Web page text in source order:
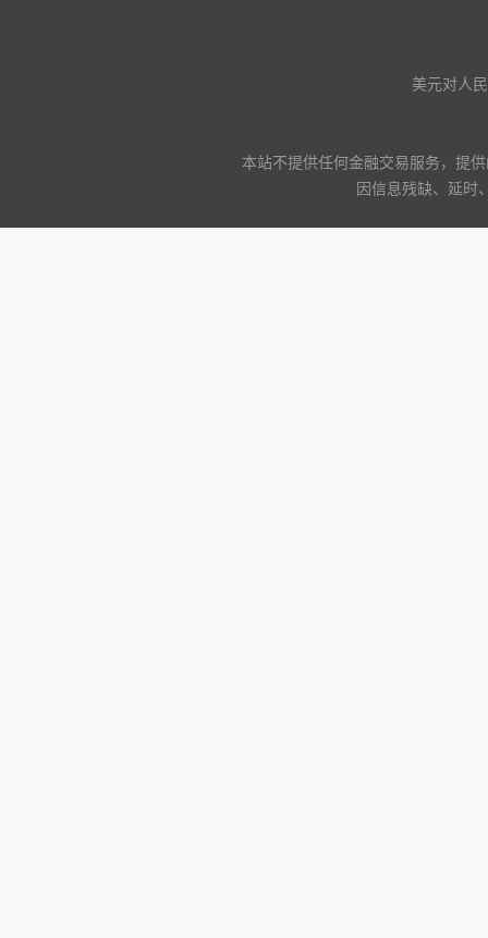
美元对人
本站不提供任何金融交易服务，提
因信息残缺、延时